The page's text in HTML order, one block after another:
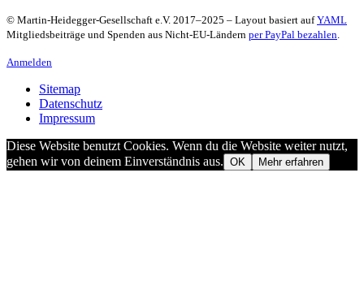
© Martin-Heidegger-Gesellschaft e.V. 2017–2025 – Layout basiert aufYAML
Mitgliedsbeiträge und Spenden aus Nicht-EU-Ländern per PayPal bezahlen.
Anmelden
Sitemap
Datenschutz
Impressum
Diese Website benutzt Cookies. Wenn du die Website weiter nutzt,
gehen wir von deinem Einverständnis aus. OK Mehr erfahren